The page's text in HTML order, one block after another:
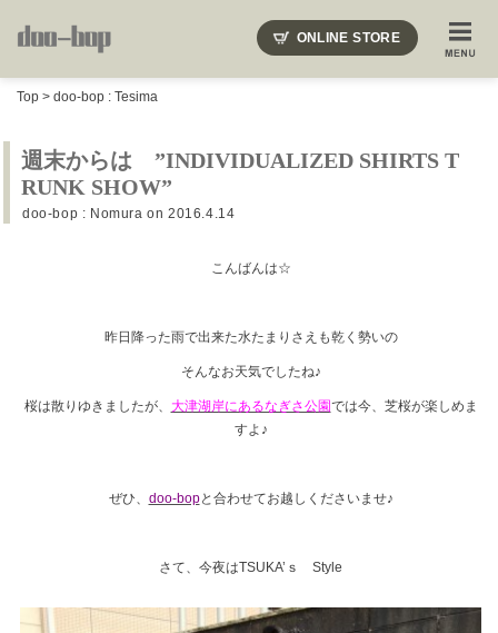
ONLINE STORE
Top > doo-bop : Tesima
週末からは ”INDIVIDUALIZED SHIRTS T
RUNK SHOW”
doo-bop : Nomura on 2016.4.14
こんばんは☆
昨日降った雨で出来た水たまりさえも乾く勢いの
そんなお天気でしたね♪
桜は散りゆきましたが、 大津湖岸にあるなぎさ公園では今、芝桜が楽しめま
すよ♪
ぜひ、 doo-bopと合わせてお越しくださいませ♪
さて、今夜はTSUKA’ｓ Style